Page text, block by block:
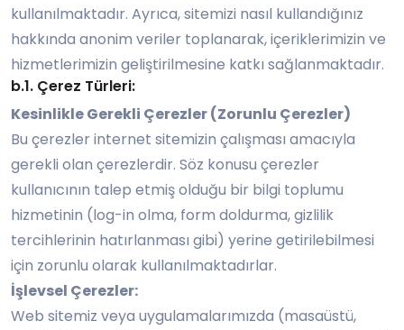
kullanılmaktadır. Ayrıca, sitemizi nasıl kullandığınız
hakkında anonim veriler toplanarak, içeriklerimizin ve
hizmetlerimizin geliştirilmesine katkı sağlanmaktadır.
b.1. Çerez Türleri:
Kesinlikle Gerekli Çerezler (Zorunlu Çerezler)
Bu çerezler internet sitemizin çalışması amacıyla
gerekli olan çerezlerdir. Söz konusu çerezler
kullanıcının talep etmiş olduğu bir bilgi toplumu
hizmetinin (log-in olma, form doldurma, gizlilik
tercihlerinin hatırlanması gibi) yerine getirilebilmesi
için zorunlu olarak kullanılmaktadırlar.
İşlevsel Çerezler:
Web sitemiz veya uygulamalarımızda (masaüstü,